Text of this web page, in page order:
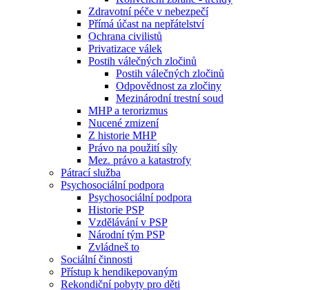
Zdravotní péče v nebezpečí
Přímá účast na nepřátelství
Ochrana civilistů
Privatizace válek
Postih válečných zločinů
Postih válečných zločinů
Odpovědnost za zločiny
Mezinárodní trestní soud
MHP a terorizmus
Nucené zmizení
Z historie MHP
Právo na použití síly
Mez. právo a katastrofy
Pátrací služba
Psychosociální podpora
Psychosociální podpora
Historie PSP
Vzdělávání v PSP
Národní tým PSP
Zvládneš to
Sociální činnosti
Přístup k hendikepovaným
Rekondiční pobyty pro děti